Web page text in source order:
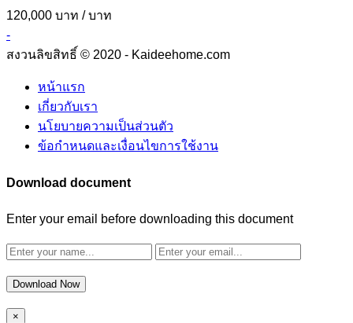
120,000 บาท / บาท
-
สงวนลิขสิทธิ์ © 2020 - Kaideehome.com
หน้าแรก
เกี่ยวกับเรา
นโยบายความเป็นส่วนตัว
ข้อกำหนดและเงื่อนไขการใช้งาน
Download document
Enter your email before downloading this document
Download Now
×